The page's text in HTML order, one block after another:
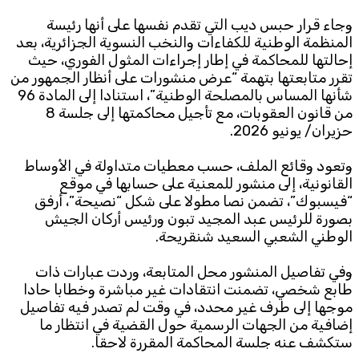
TTV
TTV Plus
Download the app
© 2025. All Rights Reserved. ByKoein
وجاء قرار حبس ديب التي تقدم نفسها على أنها رئيسة
المنظمة الوطنية للكفاءات والنخب النسوية الجزائرية، بعد
إحالتها للمحاكمة في إطار إجراءات المثول الفوري، حيث
تقرر متابعتها بتهمة “عرض منشورات على أنظار الجمهور من
شأنها المساس بالمصلحة الوطنية”، استنادا إلى المادة 96
من قانون العقوبات، مع تأجيل محاكمتها إلى جلسة 8
حزيران/ يونيو 2026.
وتعود وقائع الملف، حسب معطيات متداولة في الأوساط
القانونية، إلى منشور للمعنية على حسابها في موقع
“فيسبوك”، تضمن نصا مطولا على شكل “نصيحة”، أرفق
بصورة للرئيس عبد المجيد تبون ورئيس أركان الجيش
الوطني الشعبي السعيد شنقريحة.
وفي تفاصيل المنشور محل المتابعة، وردت عبارات ذات
طابع شخصي، تضمنت انتقادات غير مباشرة وخطابا حادا
موجها إلى طرف غير محدد، في وقت لم تصدر فيه تفاصيل
إضافية من الجهات الرسمية حول القضية في انتظار ما
ستكشف عنه جلسة المحاكمة المقررة لاحقا.